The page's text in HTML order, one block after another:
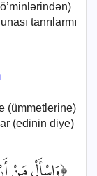
tanrılarmı
(ümmetlerine)
(edinin diye)